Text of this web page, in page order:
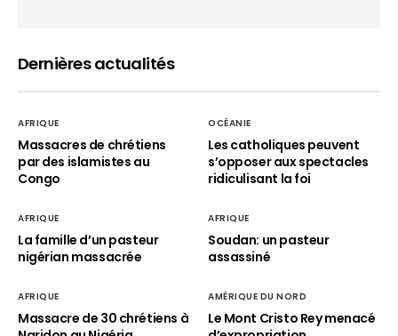
Dernières actualités
AFRIQUE
Massacres de chrétiens
par des islamistes au
Congo
OCÉANIE
Les catholiques peuvent
s’opposer aux spectacles
ridiculisant la foi
AFRIQUE
La famille d’un pasteur
nigérian massacrée
AFRIQUE
Soudan: un pasteur
assassiné
AFRIQUE
Massacre de 30 chrétiens à
AMÉRIQUE DU NORD
Le Mont Cristo Rey menacé